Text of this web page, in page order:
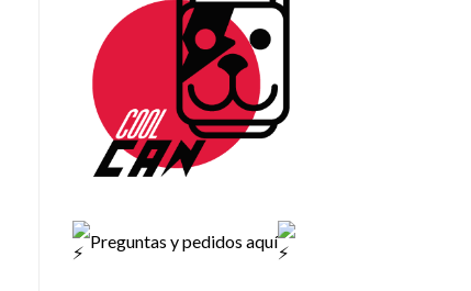
Preguntas y pedidos aquí